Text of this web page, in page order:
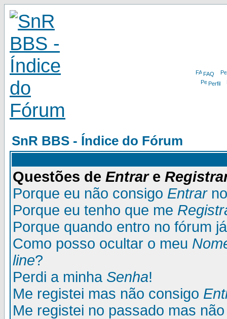
FAQ
Perfil
SnR BBS - Índice do Fórum
Questões de Entrare
Porque eu não consigo Entrar
Porque eu tenho que me
Porque quando entro no fórum
Como posso ocultar o meu
line?
Perdi a minha Senha!
Me registei mas não consigo
Me registei no passado mas